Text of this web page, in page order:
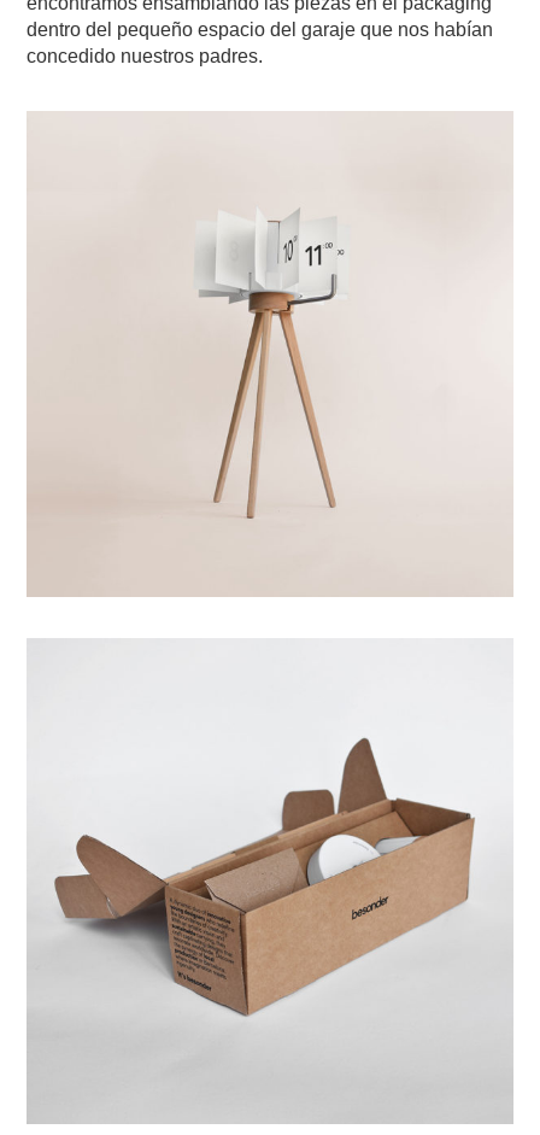
dentro del pequeño espacio del garaje que nos habían
concedido nuestros padres.